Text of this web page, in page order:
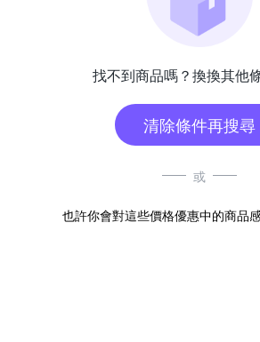
找不到商品嗎？換換其他
清除條件再搜尋
或
也許你會對這些價格優惠中的商品